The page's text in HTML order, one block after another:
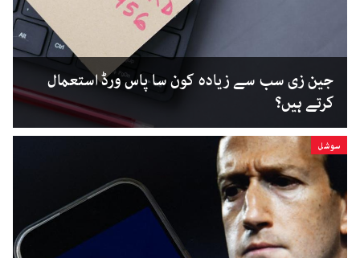
جین زی سب سے زیادہ کون سا پاس ورڈ استعمال
کرتے ہیں؟
سوشل